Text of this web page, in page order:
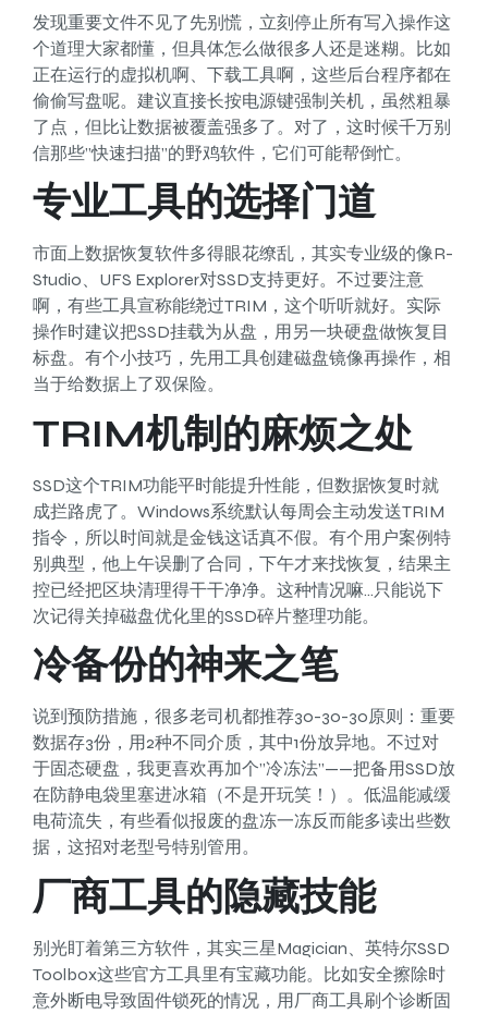
发现重要文件不见了先别慌，立刻停止所有写入操作这
个道理大家都懂，但具体怎么做很多人还是迷糊。比如
正在运行的虚拟机啊、下载工具啊，这些后台程序都在
偷偷写盘呢。建议直接长按电源键强制关机，虽然粗暴
了点，但比让数据被覆盖强多了。对了，这时候千万别
信那些”快速扫描”的野鸡软件，它们可能帮倒忙。
专业工具的选择门道
市面上数据恢复软件多得眼花缭乱，其实专业级的像R-
Studio、UFS Explorer对SSD支持更好。不过要注意
啊，有些工具宣称能绕过TRIM，这个听听就好。实际
操作时建议把SSD挂载为从盘，用另一块硬盘做恢复目
标盘。有个小技巧，先用工具创建磁盘镜像再操作，相
当于给数据上了双保险。
TRIM机制的麻烦之处
SSD这个TRIM功能平时能提升性能，但数据恢复时就
成拦路虎了。Windows系统默认每周会主动发送TRIM
指令，所以时间就是金钱这话真不假。有个用户案例特
别典型，他上午误删了合同，下午才来找恢复，结果主
控已经把区块清理得干干净净。这种情况嘛…只能说下
次记得关掉磁盘优化里的SSD碎片整理功能。
冷备份的神来之笔
说到预防措施，很多老司机都推荐30-30-30原则：重要
数据存3份，用2种不同介质，其中1份放异地。不过对
于固态硬盘，我更喜欢再加个”冷冻法”——把备用SSD放
在防静电袋里塞进冰箱（不是开玩笑！）。低温能减缓
电荷流失，有些看似报废的盘冻一冻反而能多读出些数
据，这招对老型号特别管用。
厂商工具的隐藏技能
别光盯着第三方软件，其实三星Magician、英特尔SSD
Toolbox这些官方工具里有宝藏功能。比如安全擦除时
意外断电导致固件锁死的情况，用厂商工具刷个诊断固